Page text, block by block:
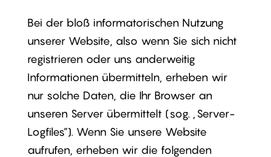
Bei der bloß informatorischen Nutzung
unserer Website, also wenn Sie sich nicht
registrieren oder uns anderweitig
Informationen übermitteln, erheben wir
nur solche Daten, die Ihr Browser an
unseren Server übermittelt (sog. „Server-
Logfiles“). Wenn Sie unsere Website
aufrufen, erheben wir die folgenden